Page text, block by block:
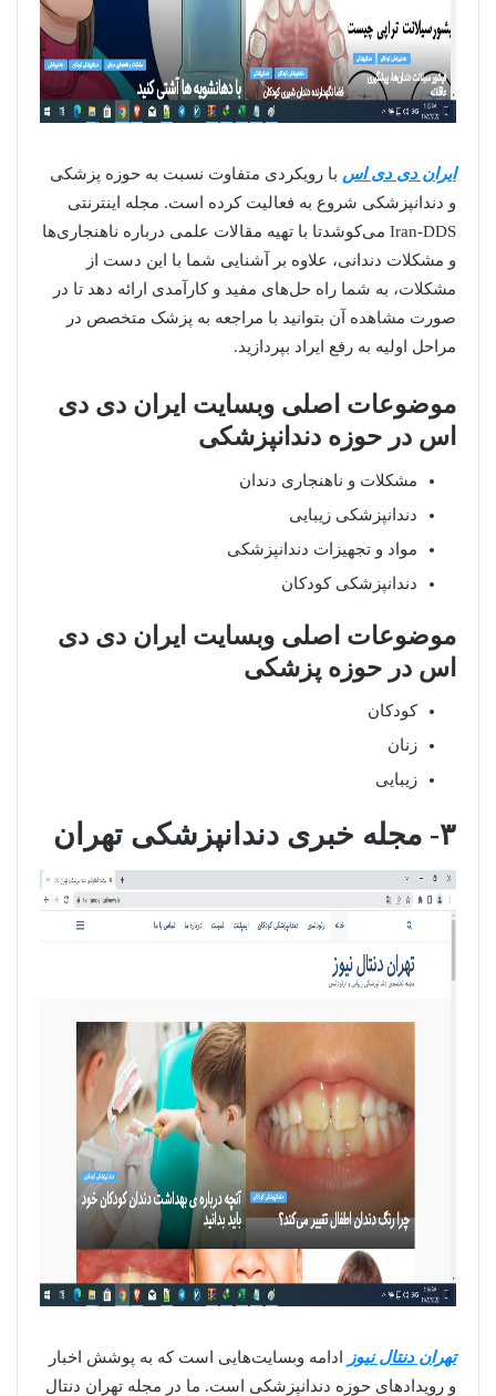
ایران دی دی اس با رویکردی متفاوت نسبت به حوزه پزشکی
و دندانپزشکی شروع به فعالیت کرده است. مجله اینترنتی
Iran-DDS می‌کوشدتا با تهیه مقالات علمی درباره ناهنجاری‌ها
و مشکلات دندانی، علاوه بر آشنایی شما با این دست از
مشکلات، به شما راه حل‌های مفید و کارآمدی ارائه دهد تا در
صورت مشاهده آن بتوانید با مراجعه به پزشک متخصص در
مراحل اولیه به رفع ایراد بپردازید.
موضوعات اصلی وبسایت ایران دی دی
اس در حوزه دندانپزشکی
مشکلات و ناهنجاری دندان
دندانپزشکی زیبایی
مواد و تجهیزات دندانپزشکی
دندانپزشکی کودکان
موضوعات اصلی وبسایت ایران دی دی
اس در حوزه پزشکی
کودکان
زنان
زیبایی
۳- مجله خبری دندانپزشکی تهران
تهران دنتال نیوز
ادامه وبسایت‌هایی است که به پوشش اخبار
و رویدادهای حوزه دندانپزشکی است. ما در مجله تهران دنتال